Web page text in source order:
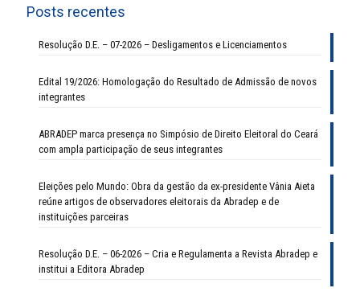
Posts recentes
Resolução D.E. – 07-2026 – Desligamentos e Licenciamentos
Edital 19/2026: Homologação do Resultado de Admissão de novos
integrantes
ABRADEP marca presença no Simpósio de Direito Eleitoral do Ceará
com ampla participação de seus integrantes
Eleições pelo Mundo: Obra da gestão da ex-presidente Vânia Aieta
reúne artigos de observadores eleitorais da Abradep e de
instituições parceiras
Resolução D.E. – 06-2026 – Cria e Regulamenta a Revista Abradep e
institui a Editora Abradep